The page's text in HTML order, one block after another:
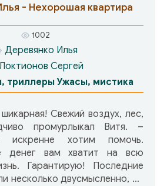
- Нехорошая квартира
1002
Деревянко Илья
Сергей
триллерыУжасы, мистика
Свежий воздух, лес,
промурлыкал Витя. –
искренне хотим помочь.
денег вам хватит на всю
Гарантирую! Последние
несколько двусмысленно, но